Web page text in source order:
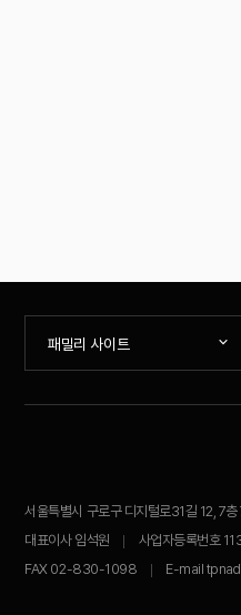
패밀리 사이트
서울특별시 구로구 디지털로31길 12, 7
대표이사 임석원
사업자등록번호
FAX 02-830-1098
E-mail